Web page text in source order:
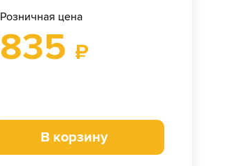
Розничная цена
835 ₽
В корзину